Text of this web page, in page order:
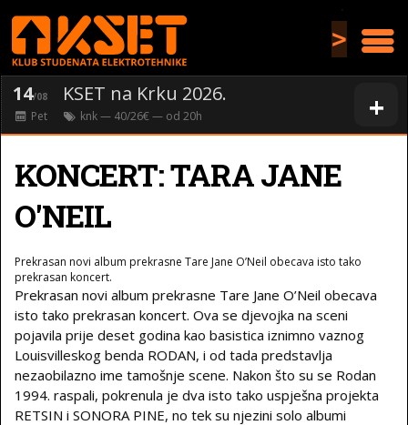
>
+
14/08 KSET na Krku 2026.
Pet knk— 40/26€ — od 20h
KONCERT: TARA JANE
O'NEIL
Prekrasan novi album prekrasne Tare Jane O’Neil obecava isto tako
prekrasan koncert.
Prekrasan novi album prekrasne Tare Jane O’Neil obecava
isto tako prekrasan koncert. Ova se djevojka na sceni
pojavila prije deset godina kao basistica iznimno vaznog
Louisvilleskog benda RODAN, i od tada predstavlja
nezaobilazno ime tamošnje scene. Nakon što su se Rodan
1994. raspali, pokrenula je dva isto tako uspješna projekta
RETSIN i SONORA PINE, no tek su njezini solo albumi